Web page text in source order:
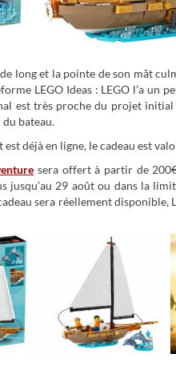
long et la pointe de son mât
LEGO Ideas : LEGO l’a un
est très proche du projet
bateau.
déjà en ligne, le cadeau est
sera offert à partir de
jusqu’au 29 août ou dans la
sera réellement disponible,